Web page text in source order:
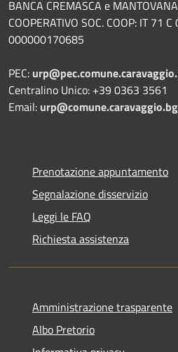
BANCA CREMASCA e
COOPERATIVO SOC. COOP: IT 71
000000170685
PEC:
Centralino Unico: +39 0363 3561
Email:
Prenotazione appuntamento
Segnalazione disservizio
Leggi le FAQ
Richiesta assistenza
Amministrazione trasparente
Albo Pretorio